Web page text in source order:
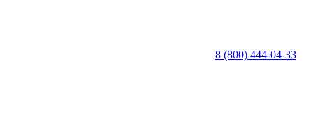
8 (800) 444-04-33